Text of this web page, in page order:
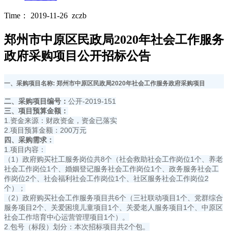
Time： 2019-11-26 zczb
郑州市中原区民政局2020年社会工作服务
政府采购项目公开招标公告
一、采购项目名称: 郑州市中原区民政局2020年社会工作服务政府采购项目
二、采购项目编号： 公开-2019-151
三、项目预算金额：
1.资金来源：财政资金，资金已落实
2.项目预算金额：200万元
四、采购需求：
1.项目内容：
（1）政府购买社工服务岗位共8个（社会救助社会工作岗位1个、养老
社会工作岗位1个、婚姻登记服务社会工作岗位1个、政务服务社会工
作岗位2个、社会福利社会工作岗位1个、社区服务社会工作岗位2
个）；
（2）政府购买社会工作服务项目共6个（三社联动项目1个、党群综合
服务项目2个、关爱困境儿童项目1个、关爱老人服务项目1个、中原区
社会工作培育中心运营管理项目1个）。
2.包号（标段）划分：本次招标项目共2个包。